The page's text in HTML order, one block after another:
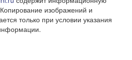
изображений и
только при условии указания